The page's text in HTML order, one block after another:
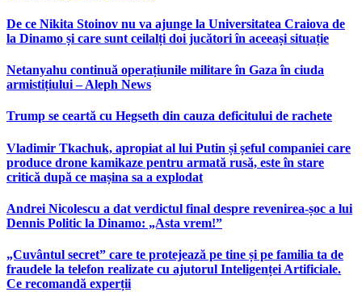
De ce Nikita Stoinov nu va ajunge la Universitatea Craiova de
la Dinamo și care sunt ceilalți doi jucători în aceeași situație
Netanyahu continuă operațiunile militare în Gaza în ciuda
armistițiului – Aleph News
Trump se ceartă cu Hegseth din cauza deficitului de rachete
Vladimir Tkachuk, apropiat al lui Putin și șeful companiei care
produce drone kamikaze pentru armată rusă, este în stare
critică după ce mașina sa a explodat
Andrei Nicolescu a dat verdictul final despre revenirea-șoc a lui
Dennis Politic la Dinamo: „Asta vrem!”
„Cuvântul secret” care te protejează pe tine și pe familia ta de
fraudele la telefon realizate cu ajutorul Inteligenței Artificiale.
Ce recomandă experții